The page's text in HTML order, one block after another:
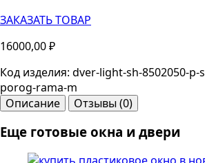
ЗАКАЗАТЬ ТОВАР
16000,00₽
Код изделия: dver-light-sh-8502050-p-
porog-rama-m
Описание
Отзывы (0)
Еще готовые окна и двери